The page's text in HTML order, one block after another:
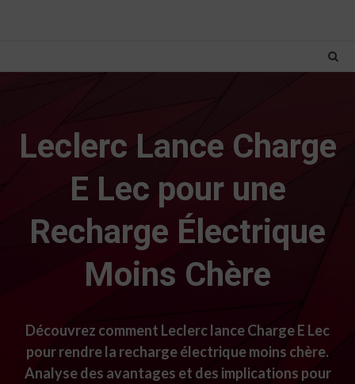
Leclerc Lance Charge
E Lec pour une
Recharge Électrique
Moins Chère
Découvrez comment Leclerc lance Charge E Lec
pour rendre la recharge électrique moins chère.
Analyse des avantages et des implications pour